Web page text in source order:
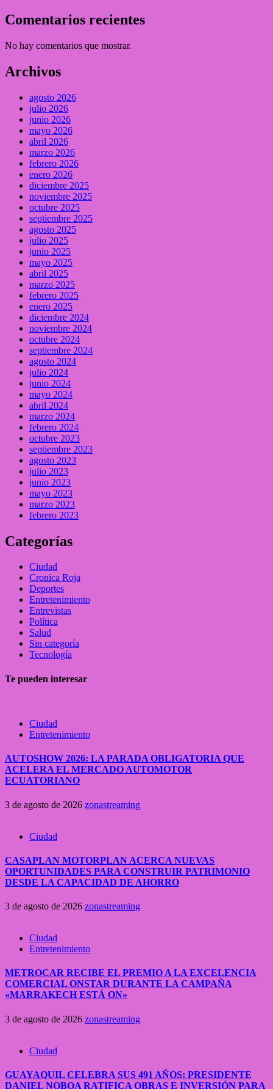
Comentarios recientes
No hay comentarios que mostrar.
Archivos
agosto 2026
julio 2026
junio 2026
mayo 2026
abril 2026
marzo 2026
febrero 2026
enero 2026
diciembre 2025
noviembre 2025
octubre 2025
septiembre 2025
agosto 2025
julio 2025
junio 2025
mayo 2025
abril 2025
marzo 2025
febrero 2025
enero 2025
diciembre 2024
noviembre 2024
octubre 2024
septiembre 2024
agosto 2024
julio 2024
junio 2024
mayo 2024
abril 2024
marzo 2024
febrero 2024
octubre 2023
septiembre 2023
agosto 2023
julio 2023
junio 2023
mayo 2023
marzo 2023
febrero 2023
Categorías
Ciudad
Cronica Roja
Deportes
Entretenimiento
Entrevistas
Política
Salud
Sin categoría
Tecnología
Te pueden interesar
Ciudad
Entretenimiento
AUTOSHOW 2026: LA PARADA OBLIGATORIA QUE
ACELERA EL MERCADO AUTOMOTOR
ECUATORIANO
3 de agosto de 2026 zonastreaming
Ciudad
CASAPLAN MOTORPLAN ACERCA NUEVAS
OPORTUNIDADES PARA CONSTRUIR PATRIMONIO
DESDE LA CAPACIDAD DE AHORRO
3 de agosto de 2026 zonastreaming
Ciudad
Entretenimiento
METROCAR RECIBE EL PREMIO A LA EXCELENCIA
COMERCIAL ONSTAR DURANTE LA CAMPAÑA
«MARRAKECH ESTÁ ON»
3 de agosto de 2026 zonastreaming
Ciudad
GUAYAQUIL CELEBRA SUS 491 AÑOS: PRESIDENTE
DANIEL NOBOA RATIFICA OBRAS E INVERSIÓN PARA